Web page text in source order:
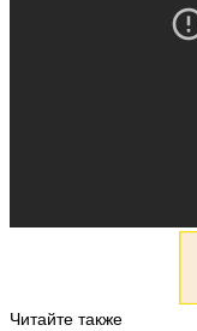
Читайте также